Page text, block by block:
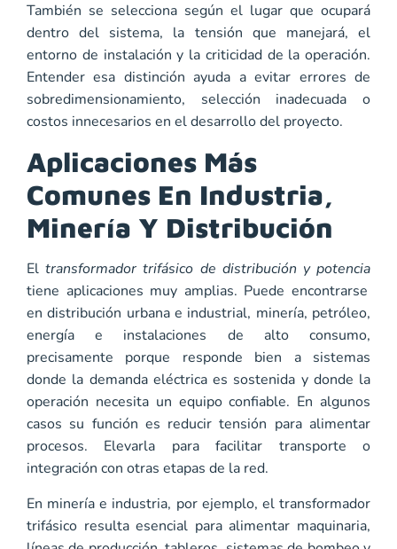
También se selecciona según el lugar que ocupará
dentro del sistema, la tensión que manejará, el
entorno de instalación y la criticidad de la operación.
Entender esa distinción ayuda a evitar errores de
sobredimensionamiento, selección inadecuada o
costos innecesarios en el desarrollo del proyecto.
Aplicaciones Más
Comunes En Industria,
Minería Y Distribución
Eltransformador trifásico de distribución y potencia
tiene aplicaciones muy amplias. Puede encontrarse
en distribución urbana e industrial, minería, petróleo,
energía e instalaciones de alto consumo,
precisamente porque responde bien a sistemas
donde la demanda eléctrica es sostenida y donde la
operación necesita un equipo confiable. En algunos
casos su función es reducir tensión para alimentar
procesos. Elevarla para facilitar transporte o
integración con otras etapas de la red.
En minería e industria, por ejemplo, el transformador
trifásico resulta esencial para alimentar maquinaria,